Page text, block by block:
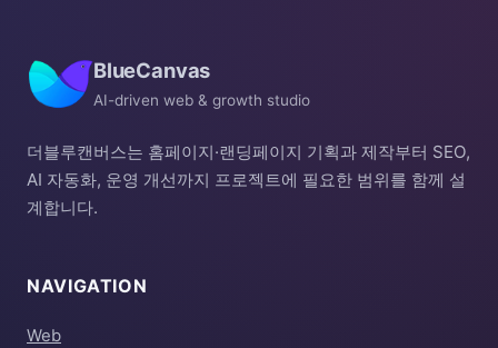
BlueCanvas
AI-driven web & growth studio
더블루캔버스는 홈페이지·랜딩페이지 기획과 제작부터 SEO,
AI 자동화, 운영 개선까지 프로젝트에 필요한 범위를 함께 설
계합니다.
NAVIGATION
Web